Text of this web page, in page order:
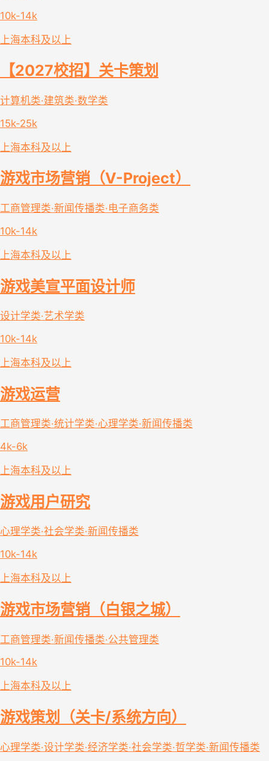
10k-14k
上海本科及以上
【2027校招】关卡策划
计算机类·建筑类·数学类
15k-25k
上海本科及以上
游戏市场营销（V-Project）
工商管理类·新闻传播类·电子商务类
10k-14k
上海本科及以上
游戏美宣平面设计师
设计学类·艺术学类
10k-14k
上海本科及以上
游戏运营
工商管理类·统计学类·心理学类·新闻传播类
4k-6k
上海本科及以上
游戏用户研究
心理学类·社会学类·新闻传播类
10k-14k
上海本科及以上
游戏市场营销（白银之城）
工商管理类·新闻传播类·公共管理类
10k-14k
上海本科及以上
游戏策划（关卡/系统方向）
心理学类·设计学类·经济学类·社会学类·哲学类·新闻传播类